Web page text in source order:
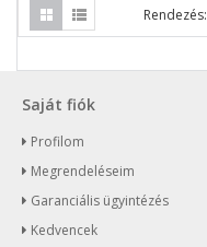
Rendezés:
Saját fiók
Profilom
Megrendeléseim
Garanciális ügyintézés
Kedvencek